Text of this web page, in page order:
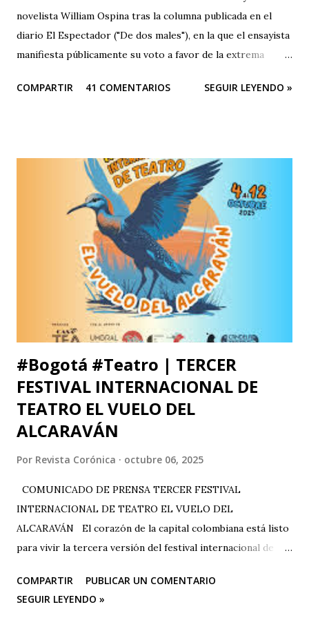
novelista William Ospina tras la columna publicada en el
diario El Espectador ("De dos males"), en la que el ensayista
manifiesta públicamente su voto a favor de la extrema
de Colombia. Aquí la columna de Ospina . Revista Corónica
está claro y nada de esto se afectará. Pero, la publicidad de
tu documento me obliga a hablarte en público. Entonces,
debo decirte que tu decisión de preferir al Zorro sobre el
Santo me ha llenado de estupor. No necesitabas explicarla
de una manera tan aterradora. Lo de menos es tu voto
anunciado, del que eres libre y soberano. Se trata de una
decisión que, por supuesto, no comparto pero que
respeto. Así es como suele decirse, con educación? Pero, lo
que me ll...
COMPARTIR 41 COMENTARIOS SEGUIR LEYENDO »
#Bogotá #Teatro | TERCER
FESTIVAL INTERNACIONAL DE
TEATRO EL VUELO DEL
ALCARAVÁN
Por Revista Corónica octubre 06, 2025
COMUNICADO DE PRENSA TERCER FESTIVAL
INTERNACIONAL DE TEATRO EL VUELO DEL
ALCARAVÁN El corazón de la capital colombiana está listo
para vivir la tercera versión del festival internacional de
de octubre del 2025 en el Corredor Cultural Del Centro
Comercial Los Ángeles, dónde actualmente se han
COMPARTIR
PUBLICAR UN COMENTARIO
SEGUIR LEYENDO »